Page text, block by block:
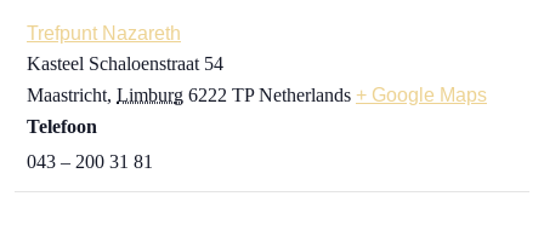
Trefpunt Nazareth
Kasteel Schaloenstraat 54
Maastricht, Limburg 6222 TP Netherlands + Google Maps
Telefoon
043 – 200 31 81